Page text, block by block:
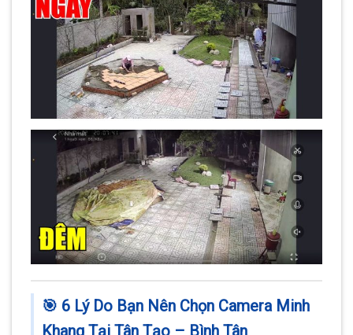
🎯 6 Lý Do Bạn Nên Chọn Camera Minh